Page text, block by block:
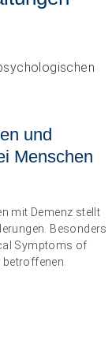
und
Menschen
mit Demenz stellt
Besonders
Symptoms of
betroffenen